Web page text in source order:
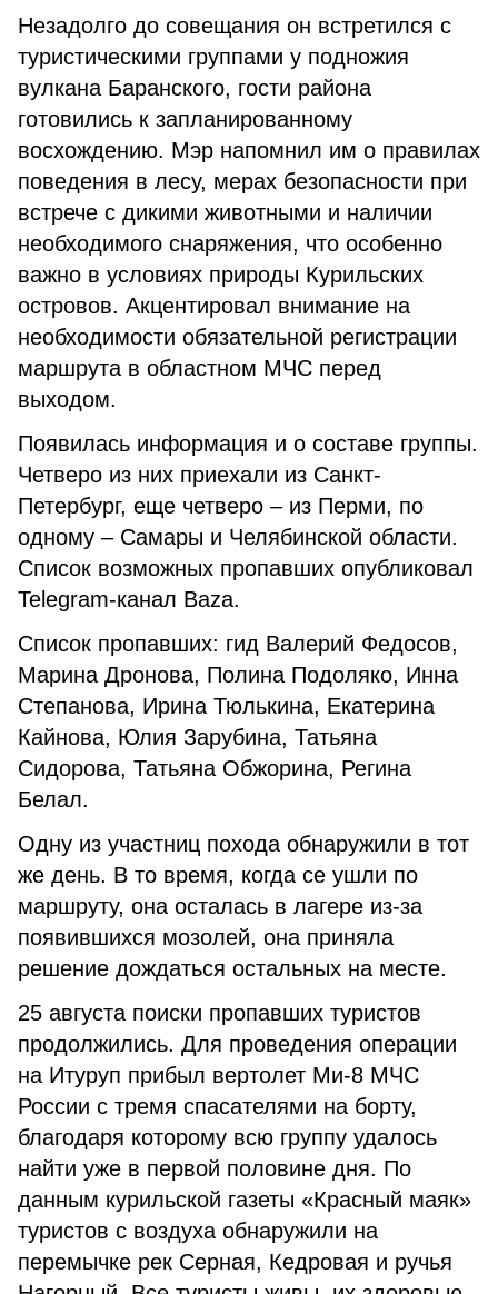
Незадолго до совещания он встретился с
туристическими группами у подножия
вулкана Баранского, гости района
готовились к запланированному
восхождению. Мэр напомнил им о правилах
поведения в лесу, мерах безопасности при
встрече с дикими животными и наличии
необходимого снаряжения, что особенно
важно в условиях природы Курильских
островов. Акцентировал внимание на
необходимости обязательной регистрации
маршрута в областном МЧС перед
выходом.
Появилась информация и о составе группы.
Четверо из них приехали из Санкт-
Петербург, еще четверо – из Перми, по
одному – Самары и Челябинской области.
Список возможных пропавших опубликовал
Telegram-канал Baza.
Список пропавших: гид Валерий Федосов,
Марина Дронова, Полина Подоляко, Инна
Степанова, Ирина Тюлькина, Екатерина
Кайнова, Юлия Зарубина, Татьяна
Сидорова, Татьяна Обжорина, Регина
Белал.
Одну из участниц похода обнаружили в тот
же день. В то время, когда се ушли по
маршруту, она осталась в лагере из-за
появившихся мозолей, она приняла
решение дождаться остальных на месте.
25 августа поиски пропавших туристов
продолжились. Для проведения операции
на Итуруп прибыл вертолет Ми-8 МЧС
России с тремя спасателями на борту,
благодаря которому всю группу удалось
найти уже в первой половине дня. По
данным курильской газеты «Красный маяк»
туристов с воздуха обнаружили на
перемычке рек Серная, Кедровая и ручья